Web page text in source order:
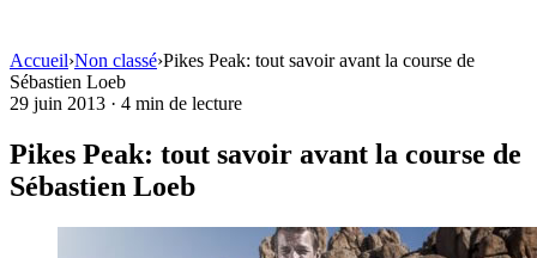
Accueil›Non classé›Pikes Peak: tout savoir avant la course de
Sébastien Loeb
29 juin 2013 · 4 min de lecture
Pikes Peak: tout savoir avant la course de
Sébastien Loeb